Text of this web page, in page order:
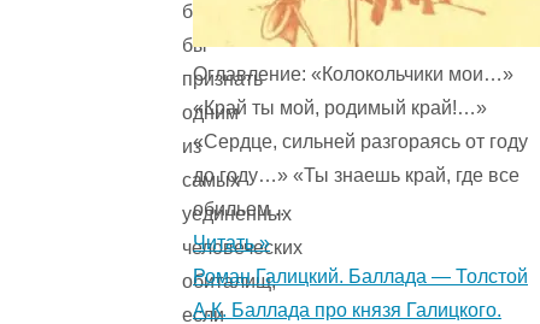
было
бы
признать
одним
из
самых
уединенных
человеческих
обиталищ,
если
Оглавление: «Колокольчики мои…»
«Край ты мой, родимый край!…»
«Сердце, сильней разгораясь от году
до году…» «Ты знаешь край, где все
обильем ...
Читать »
Роман Галицкий. Баллада — Толстой
А.К. Баллада про князя Галицкого.